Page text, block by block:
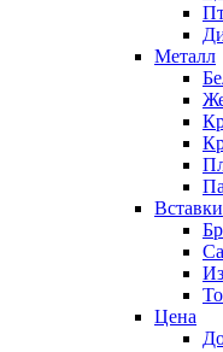
Металл
Вставки
Цена